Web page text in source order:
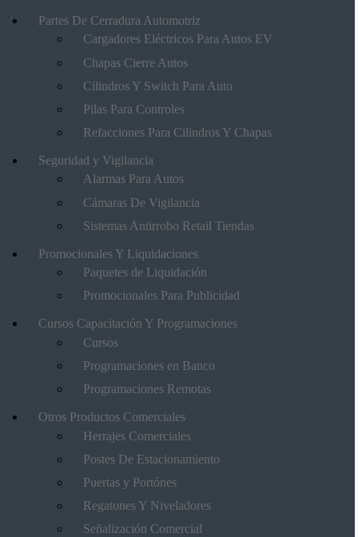
Partes De Cerradura Automotriz
Cargadores Eléctricos Para Autos EV
Chapas Cierre Autos
Cilindros Y Switch Para Auto
Pilas Para Controles
Refacciones Para Cilindros Y Chapas
Seguridad y Vigilancia
Alarmas Para Autos
Cámaras De Vigilancia
Sistemas Antirrobo Retail Tiendas
Promocionales Y Liquidaciones
Paquetes de Liquidación
Promocionales Para Publicidad
Cursos Capacitación Y Programaciones
Cursos
Programaciones en Banco
Programaciones Remotas
Otros Productos Comerciales
Herrajes Comerciales
Postes De Estacionamiento
Puertas y Portónes
Regatones Y Niveladores
Señalización Comercial